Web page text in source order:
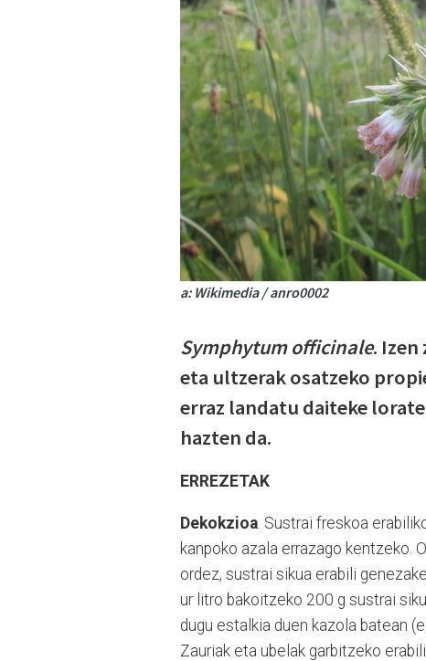
a: Wikimedia / anro0002
Symphytum officinale.
eta ultzerak osatzeko
erraz landatu daiteke
hazten da.
ERREZETAK
Dekokzioa . Sustrai freskoa
kanpoko azala errazago kentzeko.
ordez, sustrai sikua erabili
ur litro bakoitzeko 200 g sustrai
dugu estalkia duen kazola batean
Zauriak eta ubelak garbitzeko